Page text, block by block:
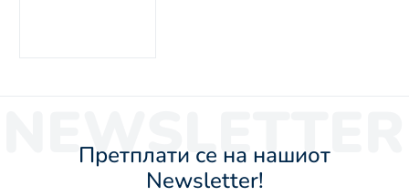
NEWSLETTER
Претплати се на нашиот
Newsletter!